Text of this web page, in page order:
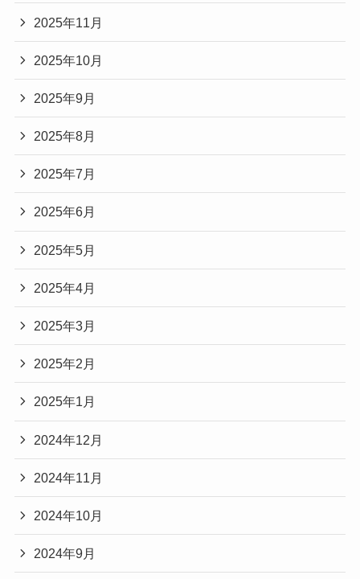
2025年11月
2025年10月
2025年9月
2025年8月
2025年7月
2025年6月
2025年5月
2025年4月
2025年3月
2025年2月
2025年1月
2024年12月
2024年11月
2024年10月
2024年9月